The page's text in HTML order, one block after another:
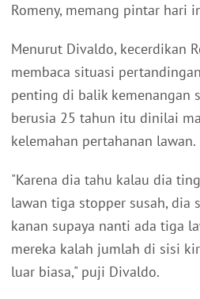
Romeny, memang pintar hari
Menurut Divaldo, kecerdikan
membaca situasi
penting di balik kemenangan
berusia 25 tahun itu dinilai
kelemahan pertahanan lawan.
"Karena dia tahu kalau dia
lawan tiga stopper susah, dia
kanan supaya nanti ada tiga
mereka kalah jumlah di sisi
luar biasa," puji Divaldo.